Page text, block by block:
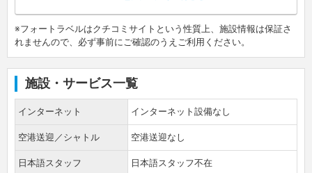
※フォートラベルはクチコミサイトという性質上、施設情報は保証さ
れませんので、必ず事前にご確認のうえご利用ください。
施設・サービス一覧
インターネット インターネット設備なし
空港送迎／シャトル 空港送迎なし
日本語スタッフ 日本語スタッフ不在